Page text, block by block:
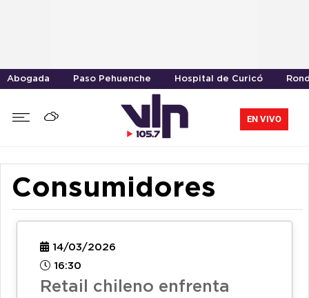
Abogada Paso Pehuenche Hospital de Curicó
EN VIVO
Consumidores
14/03/2026
16:30
Retail chileno enfrenta